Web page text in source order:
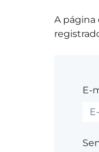
A página
E-